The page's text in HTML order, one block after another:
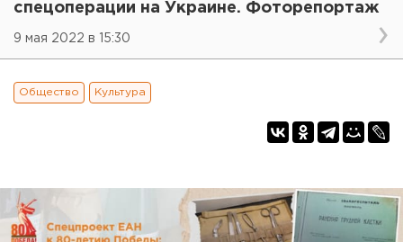
спецоперации на Украине. Фоторепортаж
9 мая 2022 в 15:30
Общество Культура